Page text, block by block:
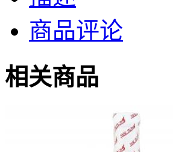
商品评论
相关商品